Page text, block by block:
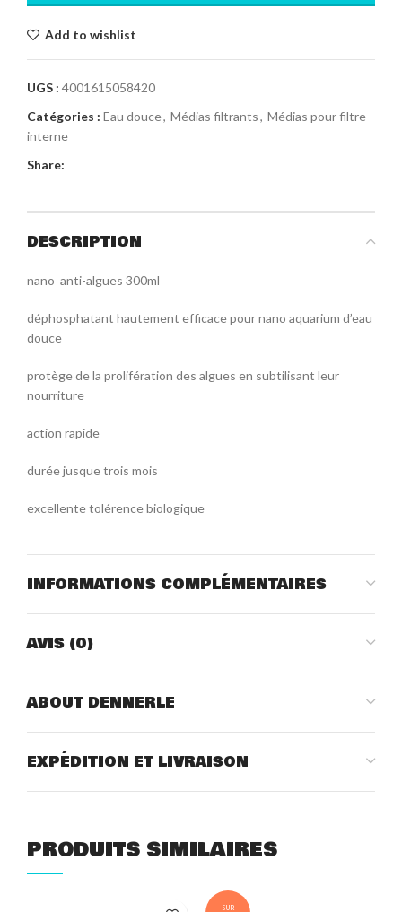
Add to wishlist
UGS : 4001615058420
Catégories : Eau douce, Médias filtrants, Médias pour filtre
interne
Share:
DESCRIPTION
nano anti-algues 300ml
déphosphatant hautement efficace pour nano aquarium d’eau
douce
protège de la prolifération des algues en subtilisant leur
nourriture
action rapide
durée jusque trois mois
excellente tolérence biologique
INFORMATIONS COMPLÉMENTAIRES
AVIS (0)
ABOUT DENNERLE
EXPÉDITION ET LIVRAISON
PRODUITS SIMILAIRES
SUR